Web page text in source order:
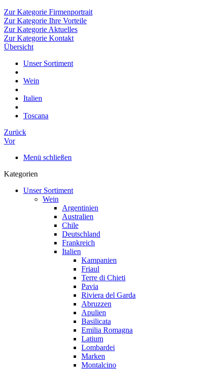
Zur Kategorie Firmenportrait
Zur Kategorie Ihre Vorteile
Zur Kategorie Aktuelles
Zur Kategorie Kontakt
Übersicht
Unser Sortiment
Wein
Italien
Toscana
Zurück
Vor
Menü schließen
Kategorien
Unser Sortiment
Wein
Argentinien
Australien
Chile
Deutschland
Frankreich
Italien
Kampanien
Friaul
Terre di Chieti
Pavia
Riviera del Garda
Abruzzen
Apulien
Basilicata
Emilia Romagna
Latium
Lombardei
Marken
Montalcino